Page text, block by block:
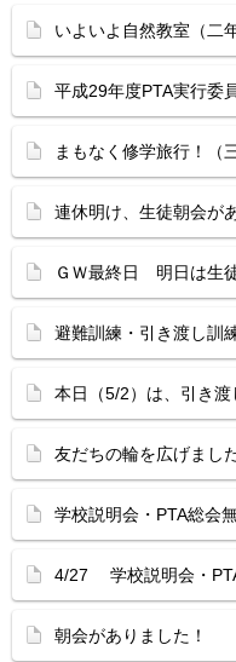
いよいよ自然教室（二
平成29年度PTA実行委
まもなく修学旅行！（
連休明け、生徒朝会が
ＧＷ最終日 明日は生
避難訓練・引き渡し訓
本日（5/2）は、引き渡
友だちの輪を広げまし
学校説明会・PTA総会
4/27 学校説明会・
朝会がありました！